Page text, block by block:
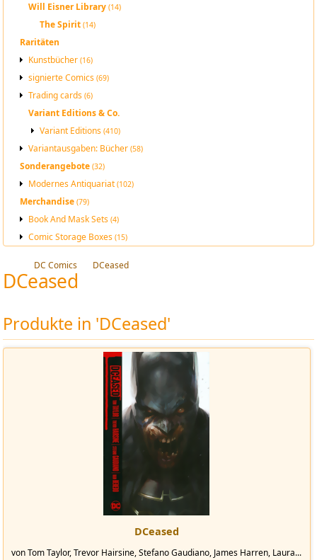
Will Eisner Library(14)
The Spirit(14)
Raritäten
Kunstbücher(16)
signierte Comics(69)
Trading cards(6)
Variant Editions & Co.
Variant Editions(410)
Variantausgaben: Bücher(58)
Sonderangebote(32)
Modernes Antiquariat(102)
Merchandise(79)
Book And Mask Sets(4)
Comic Storage Boxes(15)
DC Comics DCeased
DCeased
Produkte in 'DCeased'
DCeased
von Tom Taylor, Trevor Hairsine, Stefano Gaudiano, James Harren, Laura...